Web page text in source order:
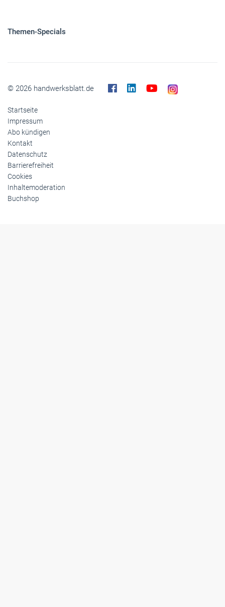
Themen-Specials
© 2026 handwerksblatt.de
Startseite
Impressum
Abo kündigen
Kontakt
Datenschutz
Barrierefreiheit
Cookies
Inhaltemoderation
Buchshop